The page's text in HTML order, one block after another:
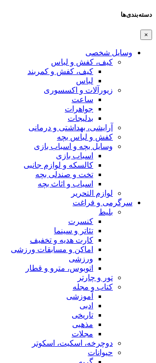
دسته‌بندی‌ها
×
وسایل شخصی
کیف، کفش و لباس
کیف، کفش و کمربند
لباس
زیورآلات و اکسسوری
ساعت
جواهرات
بدلیجات
آرایشی، بهداشتی و درمانی
کفش و لباس بچه
وسایل بچه و اسباب بازی
اسباب بازی
کالسکه و لوازم جانبی
تخت و صندلی بچه
اسباب و اثاث بچه
لوازم التحریر
سرگرمی و فراغت
بلیط
کنسرت
تئاتر و سینما
کارت هدیه و تخفیف
اماکن و مسابقات ورزشی
ورزشی
اتوبوس، مترو و قطار
تور و چارتر
کتاب و مجله
آموزشی
ادبی
تاریخی
مذهبی
مجلات
دوچرخه، اسکیت، اسکوتر
حیوانات